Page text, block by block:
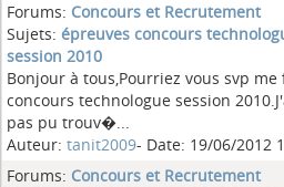
Forums: Concours et Recrutement
Sujets: épreuves concours
session 2010
Bonjour à tous,Pourriez vous svp
concours technologue session
pas pu trouv�...
Auteur: tanit2009- Date: 19/06/2012
Forums: Concours et Recrutement